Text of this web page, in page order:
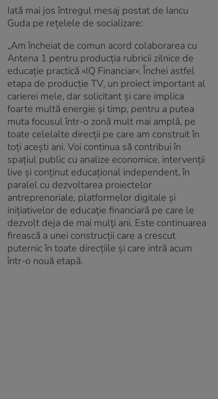
Iată mai jos întregul mesaj postat de Iancu
Guda pe rețelele de socializare:
„Am încheiat de comun acord colaborarea cu
Antena 1 pentru producția rubricii zilnice de
educație practică «IQ Financiar». Închei astfel
etapa de producție TV, un proiect important al
carierei mele, dar solicitant și care implica
foarte multă energie și timp, pentru a putea
muta focusul într-o zonă mult mai amplă, pe
toate celelalte direcții pe care am construit în
toți acești ani. Voi continua să contribui în
spațiul public cu analize economice, intervenții
live și conținut educațional independent, în
paralel cu dezvoltarea proiectelor
antreprenoriale, platformelor digitale și
inițiativelor de educație financiară pe care le
dezvolt deja de mai mulți ani. Este continuarea
firească a unei construcții care a crescut
puternic în toate direcțiile și care intră acum
într-o nouă etapă.